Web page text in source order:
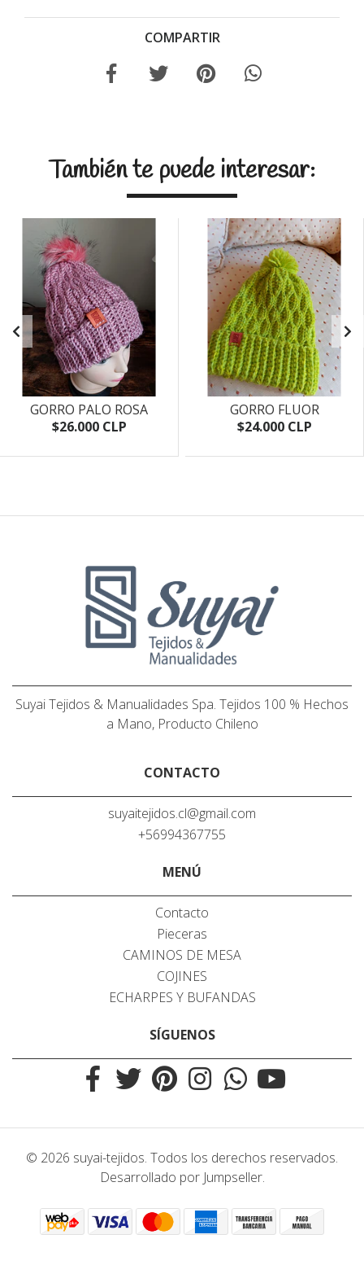
COMPARTIR
También te puede interesar:
GORRO PALO ROSA
$26.000 CLP
GORRO FLUOR
$24.000 CLP
Suyai Tejidos & Manualidades Spa. Tejidos 100 % Hechos
a Mano, Producto Chileno
CONTACTO
suyaitejidos.cl@gmail.com
+56994367755
MENÚ
Contacto
Pieceras
CAMINOS DE MESA
COJINES
ECHARPES Y BUFANDAS
SÍGUENOS
© 2026 suyai-tejidos. Todos los derechos reservados.
Desarrollado por Jumpseller.